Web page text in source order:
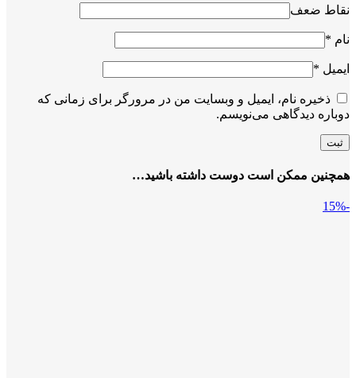
نقاط ضعف
نام *
ایمیل *
ذخیره نام، ایمیل و وبسایت من در مرورگر برای زمانی که
دوباره دیدگاهی می‌نویسم.
همچنین ممکن است دوست داشته باشید…
-15%